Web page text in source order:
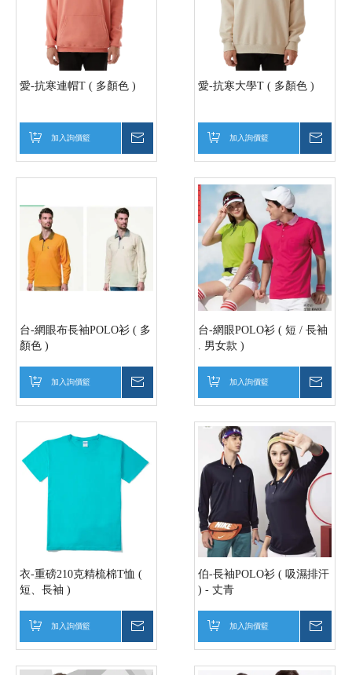
愛-抗寒連帽T ( 多顏色 )
加入詢價籃
愛-抗寒大學T ( 多顏色 )
加入詢價籃
台-網眼布長袖POLO衫 ( 多
顏色 )
加入詢價籃
台-網眼POLO衫 ( 短 / 長袖
. 男女款 )
加入詢價籃
衣-重磅210克精梳棉T恤 (
短、長袖 )
加入詢價籃
伯-長袖POLO衫 ( 吸濕排汗
) - 丈青
加入詢價籃